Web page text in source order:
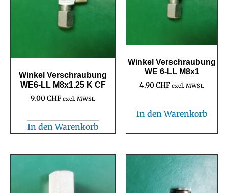
Winkel Verschraubung
WE6-LL M8x1.25 K CF
9.00CHF excl. MWSt.
In den Warenkorb
Winkel Verschraubung
WE 6-LL M8x1
4.90CHF excl. MWSt.
In den Warenkorb